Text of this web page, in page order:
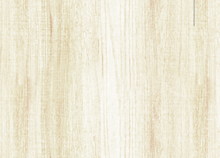
カフェ/犬とのふれあいの大切さ
小倉癒しのふれあい犬カフェ/ペットロス
福岡 北九州 小倉癒しのふれあ
かたのだ